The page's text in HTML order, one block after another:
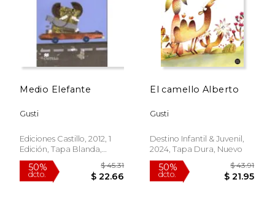
Medio Elefante
Gusti
Ediciones Castillo, 2012, 1
Edición, Tapa Blanda,
Nuevo
El camello Alberto
Gusti
Destino Infantil & Juvenil,
2024, Tapa Dura, Nuevo